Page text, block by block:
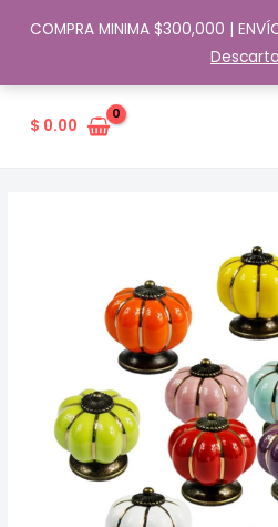
COMPRA MINIMA $300,000 |
$ 0.00